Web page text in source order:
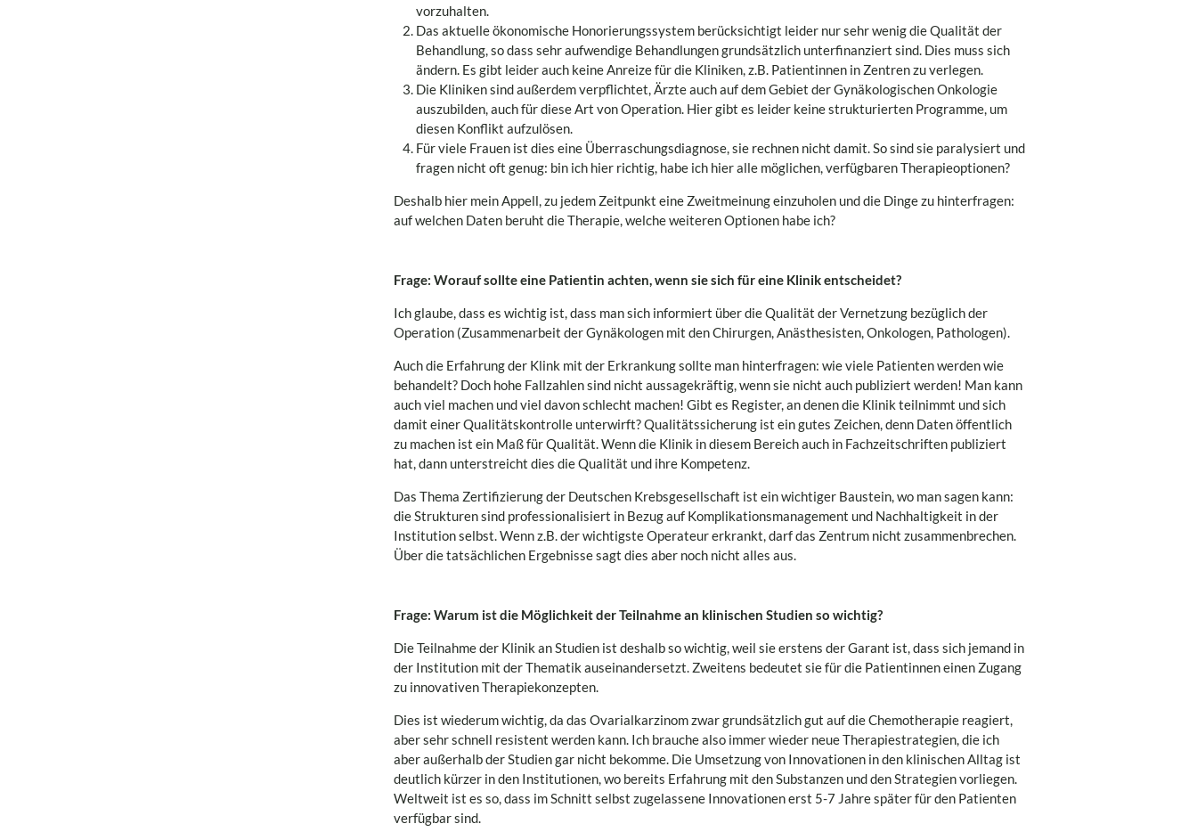
vorzuhalten.
Das aktuelle ökonomische Honorierungssystem berücksichtigt leider nur sehr wenig die Qualität der
Behandlung, so dass sehr aufwendige Behandlungen grundsätzlich unterfinanziert sind. Dies muss sich
ändern. Es gibt leider auch keine Anreize für die Kliniken, z.B. Patientinnen in Zentren zu verlegen.
Die Kliniken sind außerdem verpflichtet, Ärzte auch auf dem Gebiet der Gynäkologischen Onkologie
auszubilden, auch für diese Art von Operation. Hier gibt es leider keine strukturierten Programme, um
diesen Konflikt aufzulösen.
Für viele Frauen ist dies eine Überraschungsdiagnose, sie rechnen nicht damit. So sind sie paralysiert und
fragen nicht oft genug: bin ich hier richtig, habe ich hier alle möglichen, verfügbaren Therapieoptionen?
Deshalb hier mein Appell, zu jedem Zeitpunkt eine Zweitmeinung einzuholen und die Dinge zu hinterfragen:
auf welchen Daten beruht die Therapie, welche weiteren Optionen habe ich?
Frage: Worauf sollte eine Patientin achten, wenn sie sich für eine Klinik entscheidet?
Ich glaube, dass es wichtig ist, dass man sich informiert über die Qualität der Vernetzung bezüglich der
Operation (Zusammenarbeit der Gynäkologen mit den Chirurgen, Anästhesisten, Onkologen, Pathologen).
Auch die Erfahrung der Klink mit der Erkrankung sollte man hinterfragen: wie viele Patienten werden wie
behandelt? Doch hohe Fallzahlen sind nicht aussagekräftig, wenn sie nicht auch publiziert werden! Man kann
auch viel machen und viel davon schlecht machen! Gibt es Register, an denen die Klinik teilnimmt und sich
damit einer Qualitätskontrolle unterwirft? Qualitätssicherung ist ein gutes Zeichen, denn Daten öffentlich
zu machen ist ein Maß für Qualität. Wenn die Klinik in diesem Bereich auch in Fachzeitschriften publiziert
hat, dann unterstreicht dies die Qualität und ihre Kompetenz.
Das Thema Zertifizierung der Deutschen Krebsgesellschaft ist ein wichtiger Baustein, wo man sagen kann:
die Strukturen sind professionalisiert in Bezug auf Komplikationsmanagement und Nachhaltigkeit in der
Institution selbst. Wenn z.B. der wichtigste Operateur erkrankt, darf das Zentrum nicht zusammenbrechen.
Über die tatsächlichen Ergebnisse sagt dies aber noch nicht alles aus.
Frage: Warum ist die Möglichkeit der Teilnahme an klinischen Studien so wichtig?
Die Teilnahme der Klinik an Studien ist deshalb so wichtig, weil sie erstens der Garant ist, dass sich jemand in
der Institution mit der Thematik auseinandersetzt. Zweitens bedeutet sie für die Patientinnen einen Zugang
zu innovativen Therapiekonzepten.
Dies ist wiederum wichtig, da das Ovarialkarzinom zwar grundsätzlich gut auf die Chemotherapie reagiert,
aber sehr schnell resistent werden kann. Ich brauche also immer wieder neue Therapiestrategien, die ich
aber außerhalb der Studien gar nicht bekomme. Die Umsetzung von Innovationen in den klinischen Alltag ist
deutlich kürzer in den Institutionen, wo bereits Erfahrung mit den Substanzen und den Strategien vorliegen.
Weltweit ist es so, dass im Schnitt selbst zugelassene Innovationen erst 5-7 Jahre später für den Patienten
verfügbar sind.